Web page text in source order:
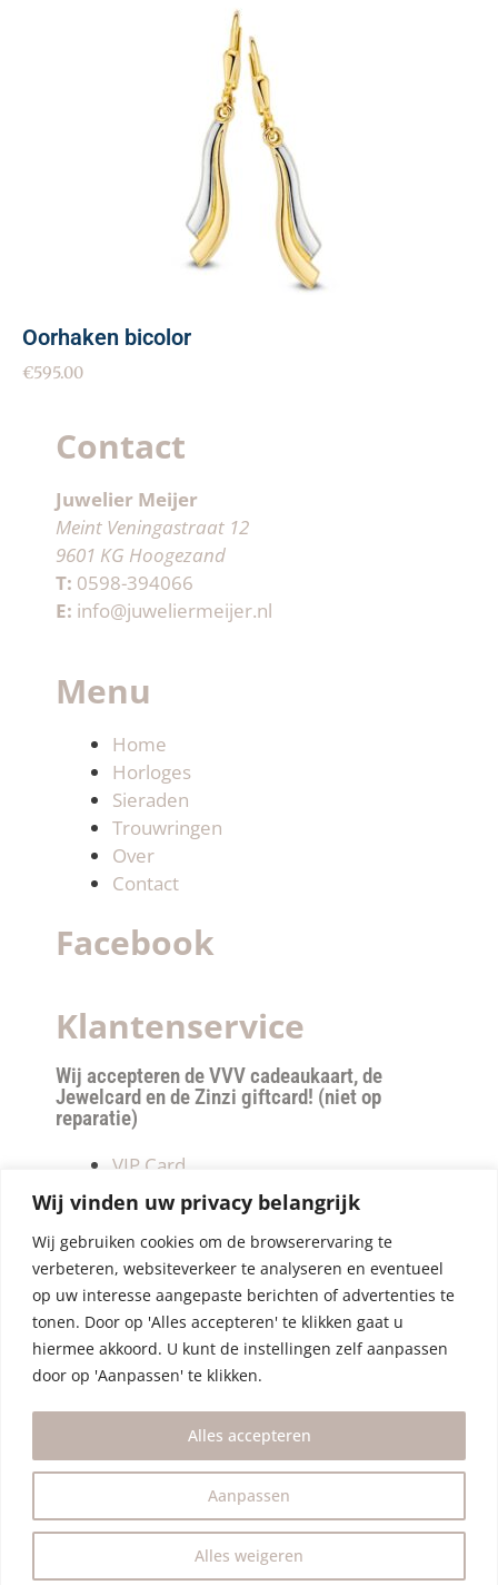
Wij vinden uw privacy belangrijk
Wij gebruiken cookies om de browserervaring te
verbeteren, websiteverkeer te analyseren en eventueel
op uw interesse aangepaste berichten of advertenties te
tonen. Door op 'Alles accepteren' te klikken gaat u
hiermee akkoord. U kunt de instellingen zelf aanpassen
door op 'Aanpassen' te klikken.
Aanpassen
Alles weigeren
Alles accepteren
Oorhaken bicolor
€595.00
Contact
Juwelier Meijer
Meint Veningastraat 12
9601 KG Hoogezand
T: 0598-394066
E: info@juweliermeijer.nl
Menu
Home
Horloges
Sieraden
Trouwringen
Over
Contact
Facebook
Klantenservice
Wij accepteren de VVV cadeaukaart, de
Jewelcard en de Zinzi giftcard! (niet op
reparatie)
VIP Card
Retourneren
Betalen & verzendkosten
Privacy Policy
Algemene Voorwaarden